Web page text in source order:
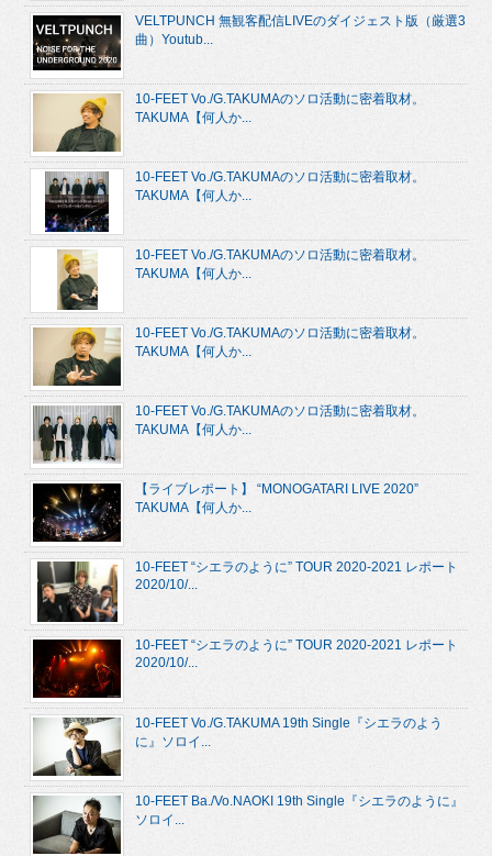
VELTPUNCH 無観客配信LIVEのダイジェスト版（厳選3
曲）Youtub...
10-FEET Vo./G.TAKUMAのソロ活動に密着取材。
TAKUMA【何人か...
10-FEET Vo./G.TAKUMAのソロ活動に密着取材。
TAKUMA【何人か...
10-FEET Vo./G.TAKUMAのソロ活動に密着取材。
TAKUMA【何人か...
10-FEET Vo./G.TAKUMAのソロ活動に密着取材。
TAKUMA【何人か...
10-FEET Vo./G.TAKUMAのソロ活動に密着取材。
TAKUMA【何人か...
【ライブレポート】 “MONOGATARI LIVE 2020”
TAKUMA【何人か...
10-FEET “シエラのように” TOUR 2020-2021 レポート
2020/10/...
10-FEET “シエラのように” TOUR 2020-2021 レポート
2020/10/...
10-FEET Vo./G.TAKUMA 19th Single『シエラのよう
に』ソロイ...
10-FEET Ba./Vo.NAOKI 19th Single『シエラのように』
ソロイ...